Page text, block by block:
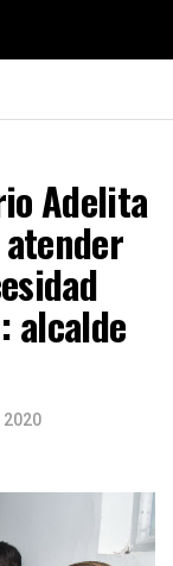
Adelita
alcalde